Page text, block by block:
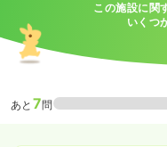
この施設に関
いくつ
あと 7問